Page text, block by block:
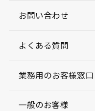
お問い合わせ
よくある質問
業務用のお客様窓口
一般のお客様